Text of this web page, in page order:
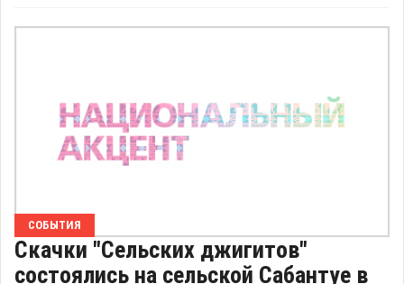
СОБЫТИЯ
Скачки "Сельских джигитов"
состоялись на сельской Сабантуе в